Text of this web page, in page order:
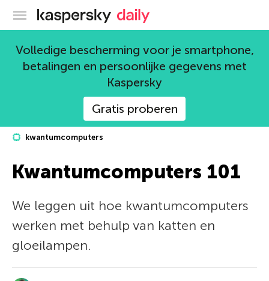
Kaspersky official blog
Volledige bescherming voor je smartphone,
betalingen en persoonlijke gegevens met
Kaspersky
Gratis proberen
kwantumcomputers
Kwantumcomputers 101
We leggen uit hoe kwantumcomputers
werken met behulp van katten en
gloeilampen.